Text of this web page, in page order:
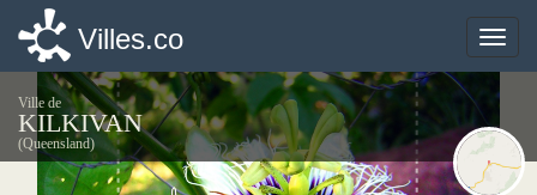
Toggle
Villes.co
Ville de
KILKIVAN
(Queensland)
Toggle
Villes.co